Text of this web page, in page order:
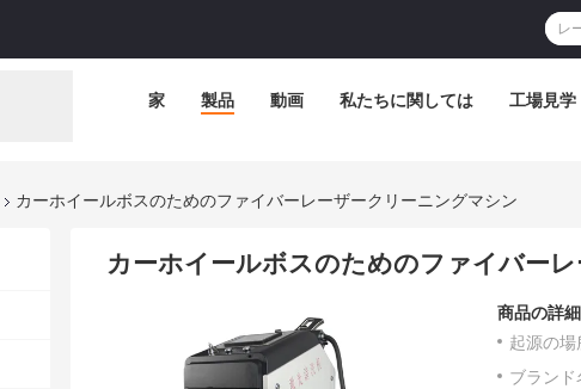
家 製品 動画 私たちに関しては 工場見学
カーホイールボスのためのファイバーレーザークリーニングマシン
カーホイールボスのためのファイバー
商品の詳
起源の場
ブランド